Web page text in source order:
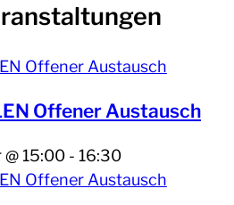
Offener Austausch
15:00- 16:30